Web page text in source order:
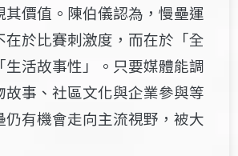
其價值。陳伯儀認為，慢壘運
在於比賽刺激度，而在於「全
生活故事性」。只要媒體能調
故事、社區文化與企業參與等
仍有機會走向主流視野，被大